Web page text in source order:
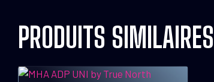
PRODUITS SIMILAIRES